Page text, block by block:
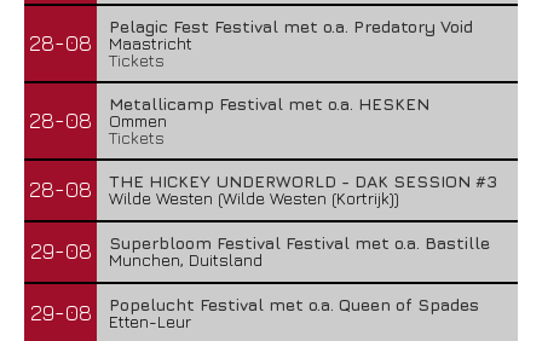
28-08
Pelagic Fest Festival met o.a. Predatory Void
Maastricht
Tickets
28-08
Metallicamp Festival met o.a. HESKEN
Ommen
Tickets
28-08
THE HICKEY UNDERWORLD - DAK SESSION #3
Wilde Westen (Wilde Westen (Kortrijk))
29-08
Superbloom Festival Festival met o.a. Bastille
Munchen, Duitsland
29-08
Popelucht Festival met o.a. Queen of Spades
Etten-Leur